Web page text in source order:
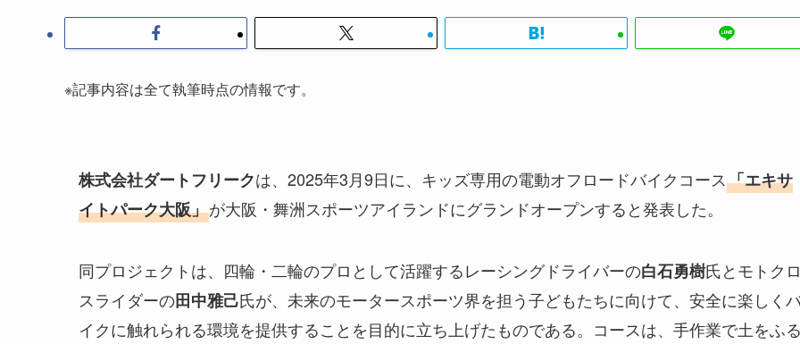
※記事内容は全て執筆時点の情報です。
株式会社ダートフリークは、2025年3月9日に、キッズ専用の電動オフロードバイクコース「エキサ
イトパーク大阪」が大阪・舞洲スポーツアイランドにグランドオープンすると発表した。
同プロジェクトは、四輪・二輪のプロとして活躍するレーシングドライバーの白石勇樹氏とモトク
スライダーの田中雅己氏が、未来のモータースポーツ界を担う子どもたちに向けて、安全に楽しく
イクに触れられる環境を提供することを目的に立ち上げたものである。コースは、手作業で土をふ